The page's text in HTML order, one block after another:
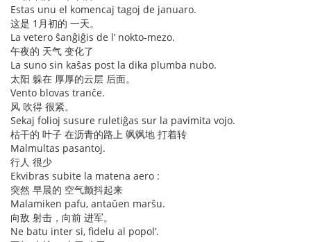
Estas unu el komencaj tagoj de januaro.
这是 1月初的 一天。
La vetero ŝanĝiĝis de l’ nokto-mezo.
午夜的 天气 变化了
La suno sin kaŝas post la dika plumba nubo.
太阳 躲在 厚厚的云层 后面。
Vento blovas tranĉe.
风 吹得 很紧。
Sekaj folioj susure ruletiĝas sur la pavimita vojo.
枯干的 叶子 在沥青的路上 飒飒地 打着转
Malmultas pasantoj.
行人 很少
Ekvibras subite la matena aero :
突然 早晨的 空气颤抖起来
Malamiken pafu, antaŭen marŝu.
向敌 射击，向前 进军。
Ne batu inter si, fidelu al popol’.